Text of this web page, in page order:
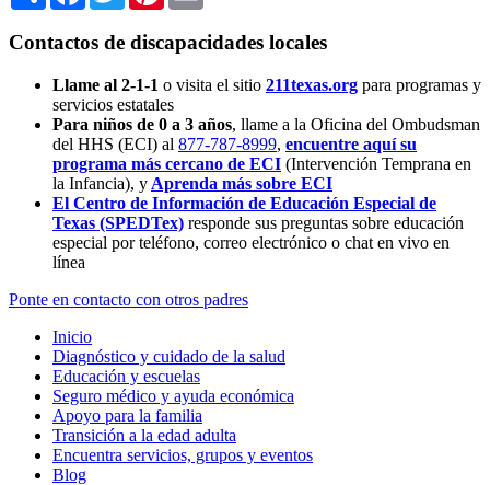
Contactos de discapacidades locales
Llame al 2-1-1 o visita el sitio 211texas.org para programas y
servicios estatales
Para niños de 0 a 3 años, llame a la Oficina del Ombudsman
del HHS (ECI) al 877-787-8999, encuentre aquí su
programa más cercano de ECI (Intervención Temprana en
la Infancia), y Aprenda más sobre ECI
El Centro de Información de Educación Especial de
Texas (SPEDTex) responde sus preguntas sobre educación
especial por teléfono, correo electrónico o chat en vivo en
línea
Ponte en contacto con otros padres
Inicio
Diagnóstico y cuidado de la salud
Educación y escuelas
Seguro médico y ayuda económica
Apoyo para la familia
Transición a la edad adulta
Encuentra servicios, grupos y eventos
Blog